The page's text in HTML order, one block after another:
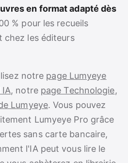
en format adapté dès
% pour les recueils
chez les éditeurs
notre page Lumyeye
IA, notre page Technologie,
Lumyeye. Vous pouvez
Lumyeye Pro grâce
sans carte bancaire,
l'IA peut vous lire le